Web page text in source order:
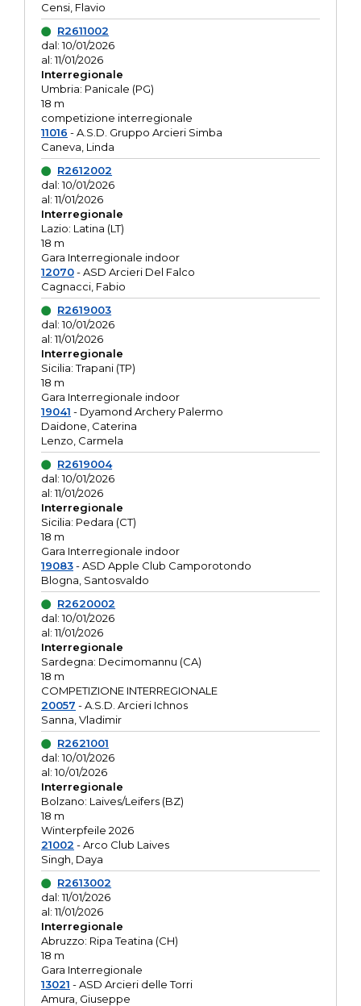
Censi, Flavio
R2611002
dal: 10/01/2026
al: 11/01/2026
Interregionale
Umbria: Panicale (PG)
18 m
competizione interregionale
11016 - A.S.D. Gruppo Arcieri Simba
Caneva, Linda
R2612002
dal: 10/01/2026
al: 11/01/2026
Interregionale
Lazio: Latina (LT)
18 m
Gara Interregionale indoor
12070- ASD Arcieri Del Falco
Cagnacci, Fabio
R2619003
dal: 10/01/2026
al: 11/01/2026
Interregionale
Sicilia: Trapani (TP)
18 m
Gara Interregionale indoor
19041 - Dyamond Archery Palermo
Daidone, Caterina
Lenzo, Carmela
R2619004
dal: 10/01/2026
al: 11/01/2026
Interregionale
Sicilia: Pedara (CT)
18 m
Gara Interregionale indoor
19083- ASD Apple Club Camporotondo
Blogna, Santosvaldo
R2620002
dal: 10/01/2026
al: 11/01/2026
Interregionale
Sardegna: Decimomannu (CA)
18 m
COMPETIZIONE INTERREGIONALE
20057 - A.S.D. Arcieri Ichnos
Sanna, Vladimir
R2621001
dal: 10/01/2026
al: 10/01/2026
Interregionale
Bolzano: Laives/Leifers (BZ)
18 m
Winterpfeile 2026
21002 - Arco Club Laives
Singh, Daya
R2613002
dal: 11/01/2026
al: 11/01/2026
Interregionale
Abruzzo: Ripa Teatina (CH)
18 m
Gara Interregionale
13021 - ASD Arcieri delle Torri
Amura, Giuseppe